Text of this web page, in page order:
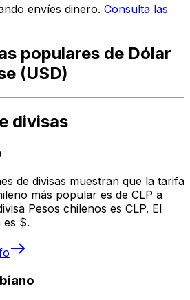
envíes dinero. Consulta las
populares de Dólar
(USD)
divisas
de divisas muestran que la tarifa
más popular es de CLP a
Pesos chilenos es CLP. El
es $.